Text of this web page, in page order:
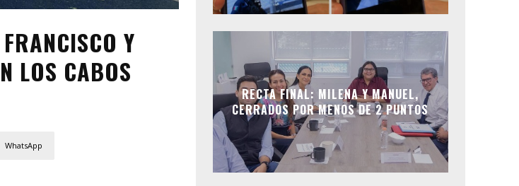
Y
LOS CABOS
WhatsApp
RECTA FINAL: MILENA Y MANUEL,
CERRADOS POR MENOS DE 2 PUNTOS